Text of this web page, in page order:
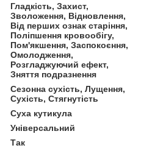
Гладкість, Захист,
Зволоження, Відновлення,
Від перших ознак старіння,
Поліпшення кровообігу,
Пом'якшення, Заспокоєння,
Омолодження,
Розгладжуючий ефект,
Зняття подразнення
Сезонна сухість, Лущення,
Сухість, Стягнутість
Суха кутикула
Універсальний
Так